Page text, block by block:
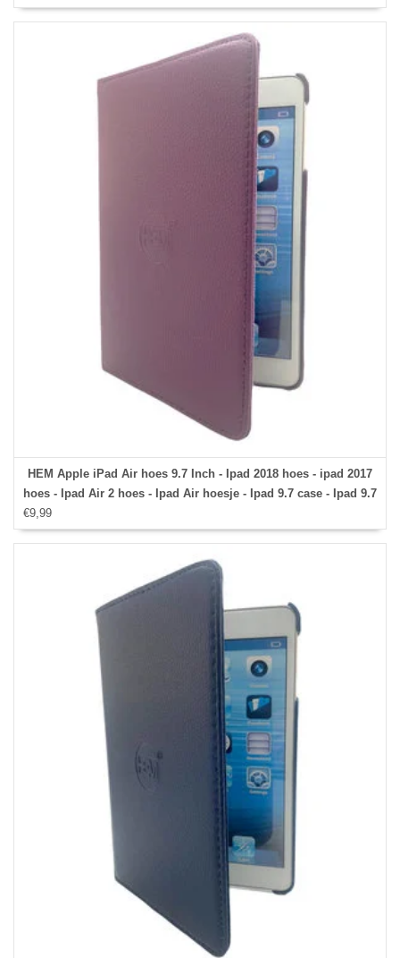
HEM Apple iPad Air hoes 9.7 Inch - Ipad 2018 hoes - ipad 2017
hoes - Ipad Air 2 hoes - Ipad Air hoesje - Ipad 9.7 case - Ipad 9.7
Autowake Draaibare Cover - Ipad hoes 2017/2018 - Paars -
Gehele draaibare bescherming voor Ipad
€9,99